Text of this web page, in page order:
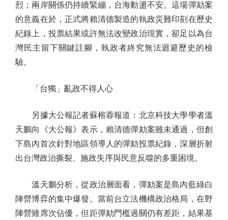
烈；兩岸關係仍持續緊繃，台海動盪不安。這場彈劾案
的意義在於，正式將賴清德製造的執政災難印刻在歷史
紀錄上，投票結果或許無法改變政治現實，卻足以為台
灣民主留下關鍵註腳，執政者終究無法迴避歷史的檢
驗。
「台獨」亂政不得人心
另據大公報記者蘇榕蓉報道：北京科技大學學者溫
天鵬向《大公報》表示，賴清德彈劾案雖未通過，但創
下島內首次針對地區領導人的彈劾投票紀錄，深層折射
出台灣政治撕裂、施政失序與民意反噬的多重困境。
溫天鵬分析，從政治層面看，彈劾案是島內藍綠白
陣營博弈的集中爆發。當前台立法機構政治格局，在野
陣營雖席次佔優，但距彈劾門檻過關仍有差距，結果基